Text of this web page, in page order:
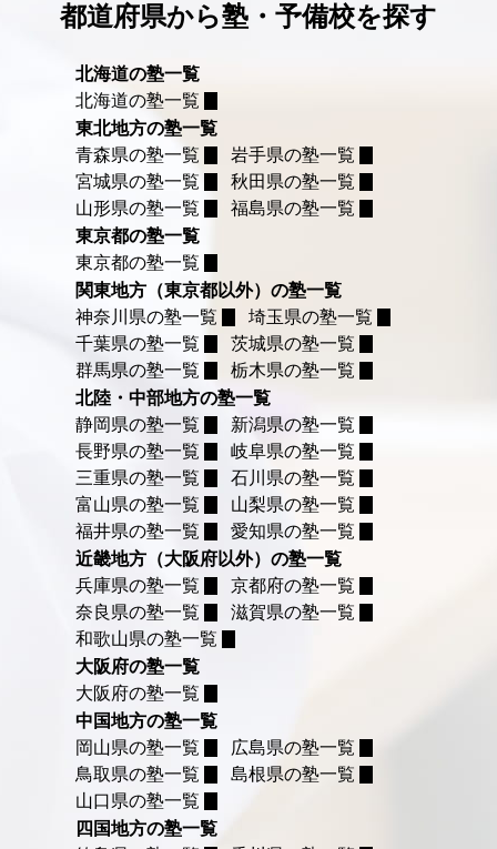
都道府県から塾・予備校を探す
北海道の塾一覧
北海道の塾一覧
東北地方の塾一覧
青森県の塾一覧
岩手県の塾一覧
宮城県の塾一覧
秋田県の塾一覧
山形県の塾一覧
福島県の塾一覧
東京都の塾一覧
東京都の塾一覧
関東地方（東京都以外）の塾一覧
神奈川県の塾一覧
埼玉県の塾一覧
千葉県の塾一覧
茨城県の塾一覧
群馬県の塾一覧
栃木県の塾一覧
北陸・中部地方の塾一覧
静岡県の塾一覧
新潟県の塾一覧
長野県の塾一覧
岐阜県の塾一覧
三重県の塾一覧
石川県の塾一覧
富山県の塾一覧
山梨県の塾一覧
福井県の塾一覧
愛知県の塾一覧
近畿地方（大阪府以外）の塾一覧
兵庫県の塾一覧
京都府の塾一覧
奈良県の塾一覧
滋賀県の塾一覧
和歌山県の塾一覧
大阪府の塾一覧
大阪府の塾一覧
中国地方の塾一覧
岡山県の塾一覧
広島県の塾一覧
鳥取県の塾一覧
島根県の塾一覧
山口県の塾一覧
四国地方の塾一覧